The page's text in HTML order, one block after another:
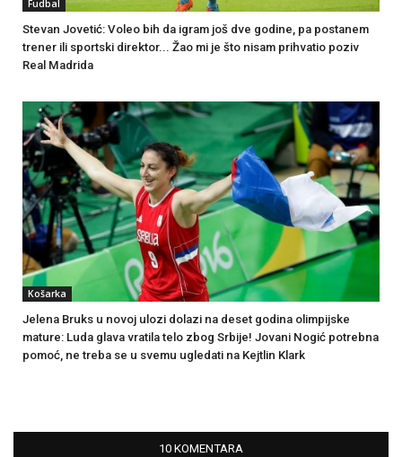
Fudbal
Stevan Jovetić: Voleo bih da igram još dve godine, pa postanem
trener ili sportski direktor... Žao mi je što nisam prihvatio poziv
Real Madrida
Košarka
Jelena Bruks u novoj ulozi dolazi na deset godina olimpijske
mature: Luda glava vratila telo zbog Srbije! Jovani Nogić potrebna
pomoć, ne treba se u svemu ugledati na Kejtlin Klark
10 KOMENTARA